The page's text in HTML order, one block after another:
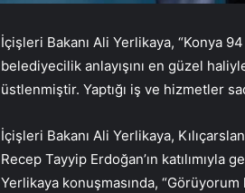
İçişleri Bakanı Ali Yerlikaya, “Konya
belediyecilik anlayışını en güzel
üstlenmiştir. Yaptığı iş ve hizmetler
İçişleri Bakanı Ali Yerlikaya,
Recep Tayyip Erdoğan’ın
Yerlikaya konuşmasında,